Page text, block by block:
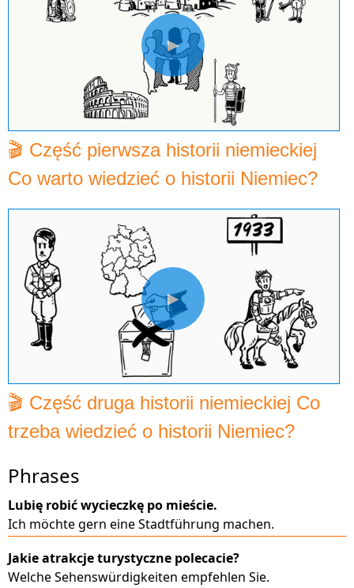
▶
🎬 Część pierwsza historii niemieckiej
Co warto wiedzieć o historii Niemiec?
▶
🎬 Część druga historii niemieckiej Co
trzeba wiedzieć o historii Niemiec?
Phrases
Lubię robić wycieczkę po mieście.
Ich möchte gern eine Stadtführung machen.
Jakie atrakcje turystyczne polecacie?
Welche Sehenswürdigkeiten empfehlen Sie.